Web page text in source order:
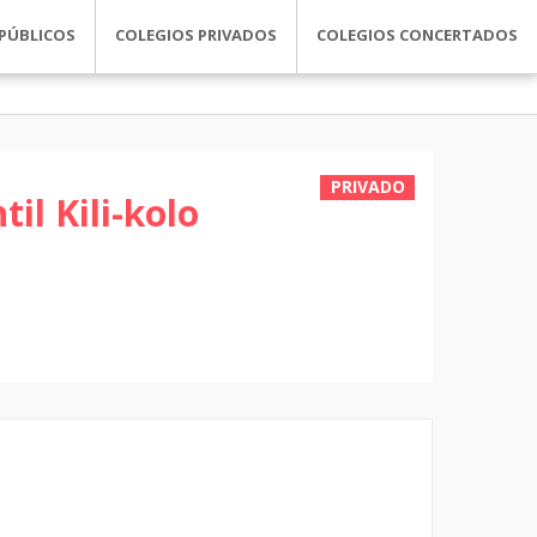
COLEGIOS PRIVADOS COLEGIOS CONCERTADOS
PRIVADO
Kili-kolo